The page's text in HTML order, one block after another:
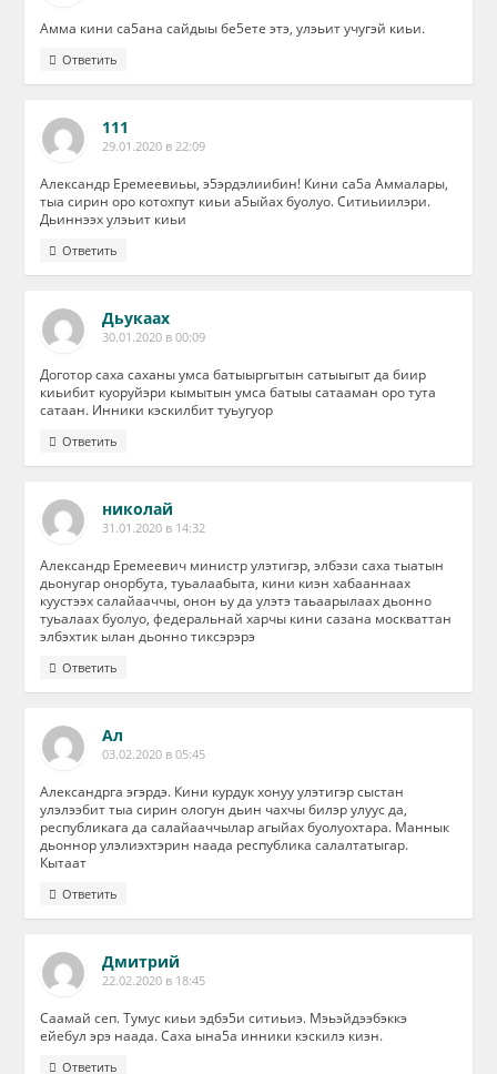
Амма кини са5ана сайдыы бе5ете этэ, улэьит учугэй киьи.
Ответить
111
29.01.2020 в 22:09
Александр Еремеевиьы, э5эрдэлиибин! Кини са5а Аммалары,
тыа сирин оро котохпут киьи а5ыйах буолуо. Ситиьиилэри.
Дьиннээх улэьит киьи
Ответить
Дьукаах
30.01.2020 в 00:09
Доготор саха саханы умса батыыргытын сатыыгыт да биир
киьибит куоруйэри кымытын умса батыы сатааман оро тута
сатаан. Инники кэскилбит туьугуор
Ответить
николай
31.01.2020 в 14:32
Александр Еремеевич министр улэтигэр, элбэзи саха тыатын
дьонугар онорбута, туьалаабыта, кини киэн хабааннаах
куустээх салайааччы, онон ьу да улэтэ таьаарылаах дьонно
туьалаах буолуо, федеральнай харчы кини сазана москваттан
элбэхтик ылан дьонно тиксэрэрэ
Ответить
Ал
03.02.2020 в 05:45
Александрга эгэрдэ. Кини курдук хонуу улэтигэр сыстан
улэлээбит тыа сирин ологун дьин чахчы билэр улуус да,
республикага да салайааччылар агыйах буолуохтара. Маннык
дьоннор улэлиэхтэрин наада республика салалтатыгар.
Кытаат
Ответить
Дмитрий
22.02.2020 в 18:45
Саамай сеп. Тумус киьи эдбэ5и ситиьиэ. Мэьэйдээбэккэ
ейебул эрэ наада. Саха ына5а инники кэскилэ киэн.
Ответить